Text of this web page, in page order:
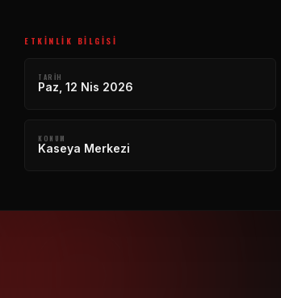
ETKINLIK BILGISI
TARIH
Paz, 12 Nis 2026
KONUM
Kaseya Merkezi